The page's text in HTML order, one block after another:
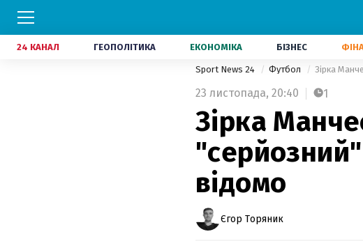
24 КАНАЛ ГЕОПОЛІТИКА ЕКОНОМІКА БІЗНЕС
Sport News 24 Футбол Зірка
23 листопада, 20:40 1
Зірка
відомо
Єгор Торяник